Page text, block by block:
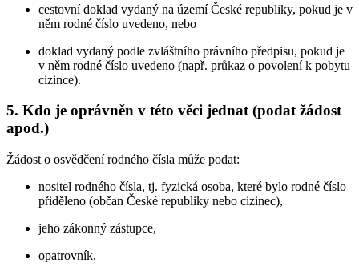
cestovní doklad vydaný na území České republiky, pokud je v
něm rodné číslo uvedeno, nebo
doklad vydaný podle zvláštního právního předpisu, pokud je
v něm rodné číslo uvedeno (např. průkaz o povolení k pobytu
cizince).
5. Kdo je oprávněn v této věci jednat (podat žádost
apod.)
Žádost o osvědčení rodného čísla může podat:
nositel rodného čísla, tj. fyzická osoba, které bylo rodné číslo
přiděleno (občan České republiky nebo cizinec),
jeho zákonný zástupce,
opatrovník,